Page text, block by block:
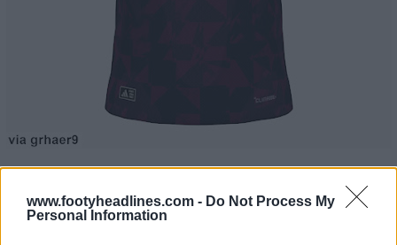
www.footyheadlines.com - Do Not Process My
Personal Information
La terza maglia Adidas del Liverpool FC 26-27 sarà
disponibile da agosto 2026.